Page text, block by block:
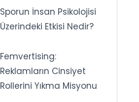
Sporun İnsan Psikolojisi
Üzerindeki Etkisi Nedir?
Femvertising:
Reklamların Cinsiyet
Rollerini Yıkma Misyonu